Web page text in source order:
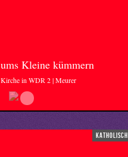
ums Kleine kümmern
Kirche in WDR 2 | Meurer
katholisch